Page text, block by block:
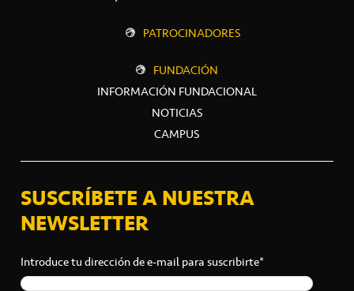
PATROCINADORES
FUNDACIÓN
INFORMACIÓN FUNDACIONAL
NOTICIAS
CAMPUS
SUSCRÍBETE A NUESTRA
NEWSLETTER
Introduce tu dirección de e-mail para suscribirte*